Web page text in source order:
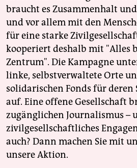
braucht es Zusammenhalt
und vor allem mit den
für eine starke
kooperiert deshalb mit "Alles
Zentrum". Die Kampagne
linke, selbstverwaltete Orte
solidarischen Fonds für deren
auf. Eine offene Gesellschaft
zugänglichen Journalismus –
zivilgesellschaftliches
auch? Dann machen Sie mit
unsere Aktion.